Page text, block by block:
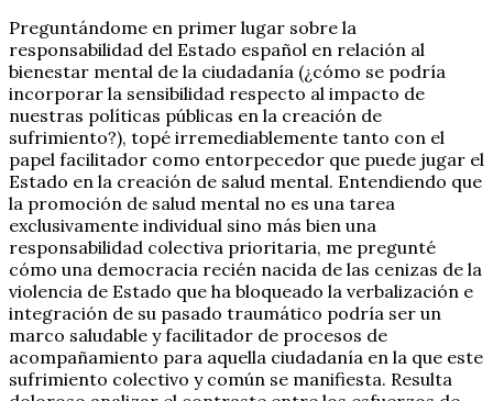
Preguntándome en primer lugar sobre la
responsabilidad del Estado español en relación al
bienestar mental de la ciudadanía (¿cómo se podría
incorporar la sensibilidad respecto al impacto de
nuestras políticas públicas en la creación de
sufrimiento?), topé irremediablemente tanto con el
papel facilitador como entorpecedor que puede jugar el
Estado en la creación de salud mental. Entendiendo que
la promoción de salud mental no es una tarea
exclusivamente individual sino más bien una
responsabilidad colectiva prioritaria, me pregunté
cómo una democracia recién nacida de las cenizas de la
violencia de Estado que ha bloqueado la verbalización e
integración de su pasado traumático podría ser un
marco saludable y facilitador de procesos de
acompañamiento para aquella ciudadanía en la que este
sufrimiento colectivo y común se manifiesta. Resulta